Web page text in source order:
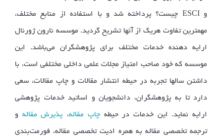
و ESCI چیست؟ پرداخته شد و با استفاده از منابع مختلف،
مهمترین تفاوت هریک از آنها تشریح گردید. موسسه نارون ژورنال
ارایه دهنده خدمات مختلف برای پژوهشگران می‌باشد. این
موسسه که خود صاحب امتیاز مجلات علمی داخلی مختلفی است، با
داشتن سالها تجربه در حیطه انتشار مقالات و چاپ مقالات، سعی
دارد تا به پژوهشگران، دانشجویان و اساتید خدمات پژوهشی
ارایه نماید. این خدمات در حیطهچاپ مقاله، پذیرش مقاله و
ترجمه تخصصی مقاله به همره ادیت تخصصی مقاله، فورمت‌بندی